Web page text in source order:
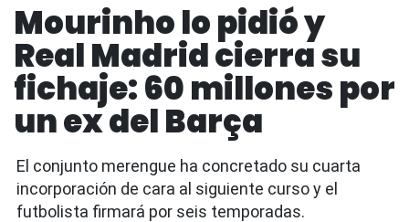
Mourinho lo pidió y
Real Madrid cierra su
fichaje: 60 millones por
un ex del Barça
El conjunto merengue ha concretado su cuarta
incorporación de cara al siguiente curso y el
futbolista firmará por seis temporadas.